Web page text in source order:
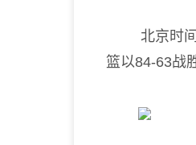
北京时间9
篮以84-63战